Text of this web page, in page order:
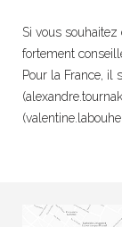
Si vous
fortement
Pour la France, il
(
(